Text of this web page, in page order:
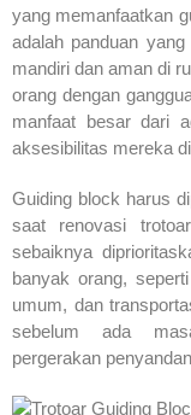
yang memanfaatkan
adalah panduan
mandiri dan aman di
orang dengan
manfaat besar dari
aksesibilitas mereka
Guiding block harus
saat renovasi
sebaiknya
banyak orang,
umum, dan
sebelum ada
pergerakan